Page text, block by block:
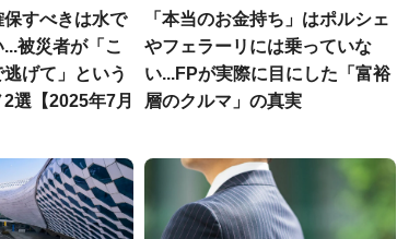
すべきは水で
被災者が「こ
げて」という
選【2025年7月
「本当のお金持ち」はポルシェ
やフェラーリには乗っていな
い...FPが実際に目にした「富裕
層のクルマ」の真実